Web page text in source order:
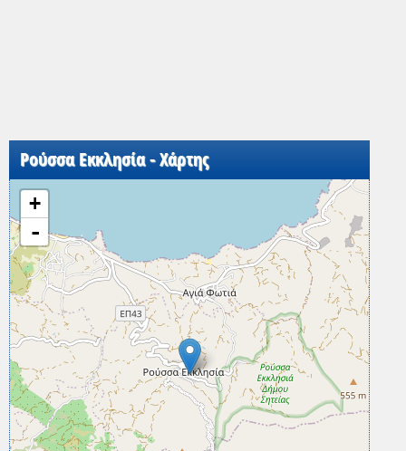
Ρούσσα Εκκλησία - Χάρτης
+
-